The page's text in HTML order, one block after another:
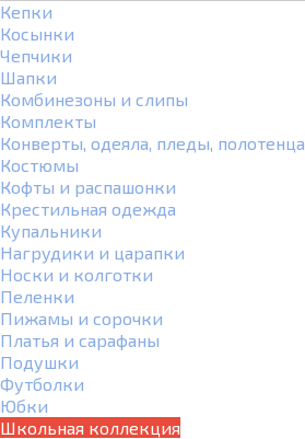
Кепки
Косынки
Чепчики
Шапки
Комбинезоны и слипы
Комплекты
Конверты, одеяла, пледы, полотенца
Костюмы
Кофты и распашонки
Крестильная одежда
Купальники
Нагрудики и царапки
Носки и колготки
Пеленки
Пижамы и сорочки
Платья и сарафаны
Подушки
Футболки
Юбки
Школьная коллекция